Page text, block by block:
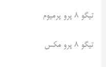
تیگو ۸ پرو پرمیوم
تیگو ۸ پرو مکس